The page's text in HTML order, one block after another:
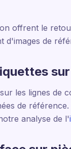
offrent le
d'images de
les lignes de
de
analyse de l'